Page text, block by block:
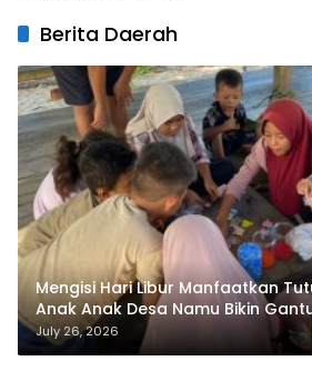
Berita Daerah
Mengisi Hari Libur Manfaatkan
Anak Anak Desa Namu Bikin
Bernilai Ekonomi
July 26, 2026